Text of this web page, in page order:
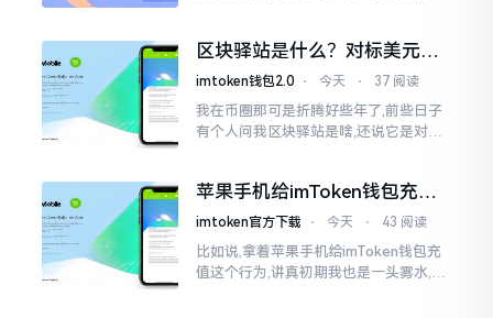
明白
区块驿站是什么？对标美元的
ETH到底咋回事
imtoken钱包2.0 ⋅ 今天 ⋅ 37 阅读
我在币圈那可是折腾好些年了,前些日子
有个人问我区块驿站是啥,还说它是对标
找了些资料
苹果手机给imToken钱包充
值，这几步别搞错
imtoken官方下载 ⋅ 今天 ⋅ 43 阅读
比如说,拿着苹果手机给imToken钱包充
值这个行为,讲真初期我也是一头雾水,搞